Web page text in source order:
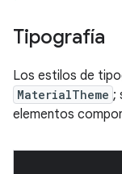
Tipografía
Los estilos de
MaterialTheme ;
elementos